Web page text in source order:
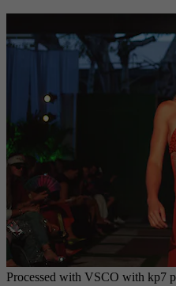
Processed with VSCO with kp7